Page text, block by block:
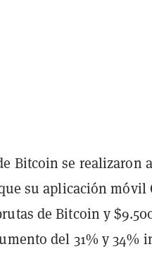
Bitcoin se realizaron
su aplicación móvil
de Bitcoin y
del 31% y 34%